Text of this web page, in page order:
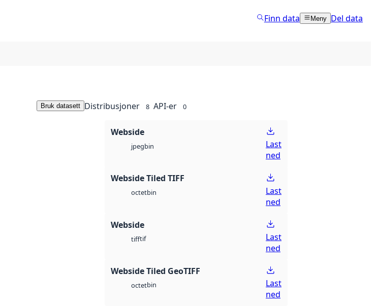
Finn data Meny Del data
Bruk datasett Distribusjoner 8 API-er 0
Webside
jpegbin
Last
ned
Webside Tiled TIFF
octetbin
Last
ned
Webside
tifftif
Last
ned
Webside Tiled GeoTIFF
octetbin
Last
ned